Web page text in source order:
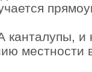
и
местности